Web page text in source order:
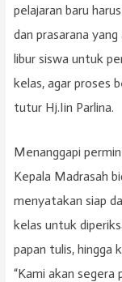
pelajaran baru
dan prasarana
libur siswa untuk
kelas, agar proses
tutur Hj.Iin Parlina.
Menanggapi
Kepala Madrasah
menyatakan siap
kelas untuk
papan tulis, hingga
“Kami akan segera